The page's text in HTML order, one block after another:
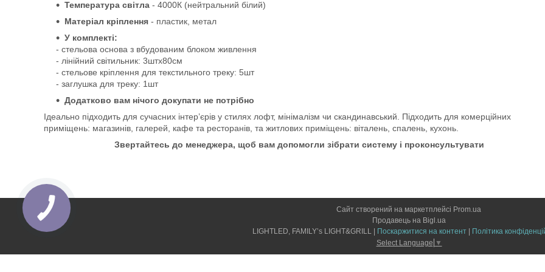
Температура світла - 4000К (нейтральний білий)
Матеріал кріплення - пластик, метал
У комплекті:
- стельова основа з вбудованим блоком живлення
- лінійний світильник: 3штх80см
- стельове кріплення для текстильного треку: 5шт
- заглушка для треку: 1шт
Додатково вам нічого докупати не потрібно
Ідеально підходить для сучасних інтер’єрів у стилях лофт, мінімалізм чи скандинавський. Підходить для комерційних
приміщень: магазинів, галерей, кафе та ресторанів, та житлових приміщень: віталень, спалень, кухонь.
Звертайтесь до менеджера, щоб вам допомогли зібрати систему і проконсультувати
Сайт створений на маркетплейсі Prom.ua
Продавець на Bigl.ua
Поскаржитися на контент
Політика
Select Language ▼